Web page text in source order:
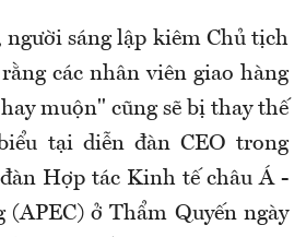
sáng lập kiêm Chủ tịch
các nhân viên giao hàng
muộn" cũng sẽ bị thay thế
tại diễn đàn CEO trong
Hợp tác Kinh tế châu Á -
ở Thẩm Quyến ngày